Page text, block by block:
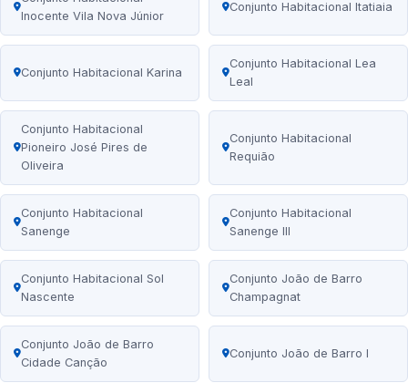
Inocente Vila Nova Júnior
Conjunto Habitacional Itatiaia
Conjunto Habitacional Karina
Conjunto Habitacional Lea
Leal
Conjunto Habitacional
Pioneiro José Pires de
Oliveira
Conjunto Habitacional
Requião
Conjunto Habitacional
Sanenge
Conjunto Habitacional
Sanenge III
Conjunto Habitacional Sol
Nascente
Conjunto João de Barro
Champagnat
Conjunto João de Barro
Cidade Canção
Conjunto João de Barro I